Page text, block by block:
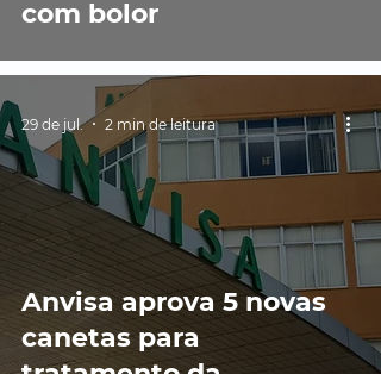
com bolor
Anvisa aprova 5 novas
canetas para
29 de jul. 2 min de leitura